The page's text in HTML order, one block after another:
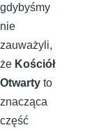
gdybyśmy
nie
zauważyli,
że Kościół
Otwarty to
znacząca
część